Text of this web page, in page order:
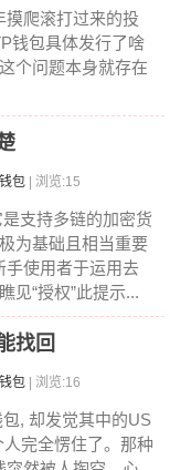
摸爬滚打过来的投
钱包具体发行了啥
个问题本身就存在
包 | 浏览:15
支持多链的加密货
为基础且相当重要
手使用者于运用去
见“授权”此提示...
找回
包 | 浏览:16
, 却发觉其中的US
完全愣住了。那种